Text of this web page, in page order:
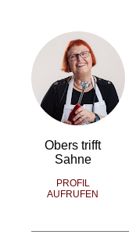
Obers trifft
Sahne
PROFIL
AUFRUFEN